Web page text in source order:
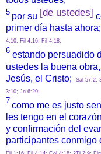
5 por su [de ustedes]
primer día hasta ahora;
4:10; Fil 4:16; Fil 4:18;
6 estando persuadido
ustedes la buena
Jesús, el Cristo;
Sal 57:2;
3:10; Jn 6:29;
7 como me es justo
les tengo en el
y confirmación del
participantes conmigo